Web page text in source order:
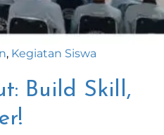
, Kegiatan Siswa
Build Skill,